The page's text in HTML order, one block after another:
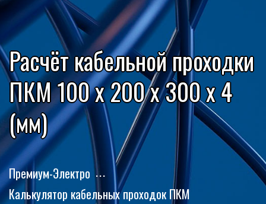
Расчёт кабельной проходки
ПКМ 100 x 200 x 300 x 4
(мм)
Премиум-Электро
Калькулятор кабельных проходок ПКМ